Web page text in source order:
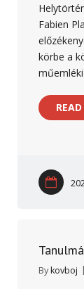
Fabien
körbe a
Bykovboj